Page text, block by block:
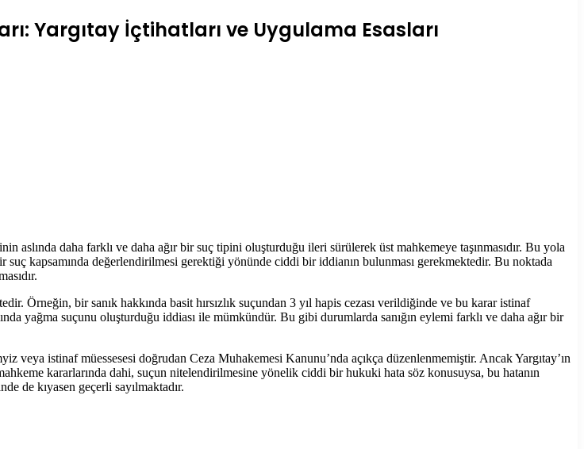
Yargıtay İçtihatları ve Uygulama Esasları
daha farklı ve daha ağır bir suç tipini oluşturduğu ileri sürülerek üst mahkemeye taşınmasıdır. Bu yola
kapsamında değerlendirilmesi gerektiği yönünde ciddi bir iddianın bulunması gerekmektedir. Bu noktada
Örneğin, bir sanık hakkında basit hırsızlık suçundan 3 yıl hapis cezası verildiğinde ve bu karar istinaf
yağma suçunu oluşturduğu iddiası ile mümkündür. Bu gibi durumlarda sanığın eylemi farklı ve daha ağır bir
veya istinaf müessesesi doğrudan Ceza Muhakemesi Kanunu’nda açıkça düzenlenmemiştir. Ancak Yargıtay’ın
kararlarında dahi, suçun nitelendirilmesine yönelik ciddi bir hukuki hata söz konusuysa, bu hatanın
de kıyasen geçerli sayılmaktadır.